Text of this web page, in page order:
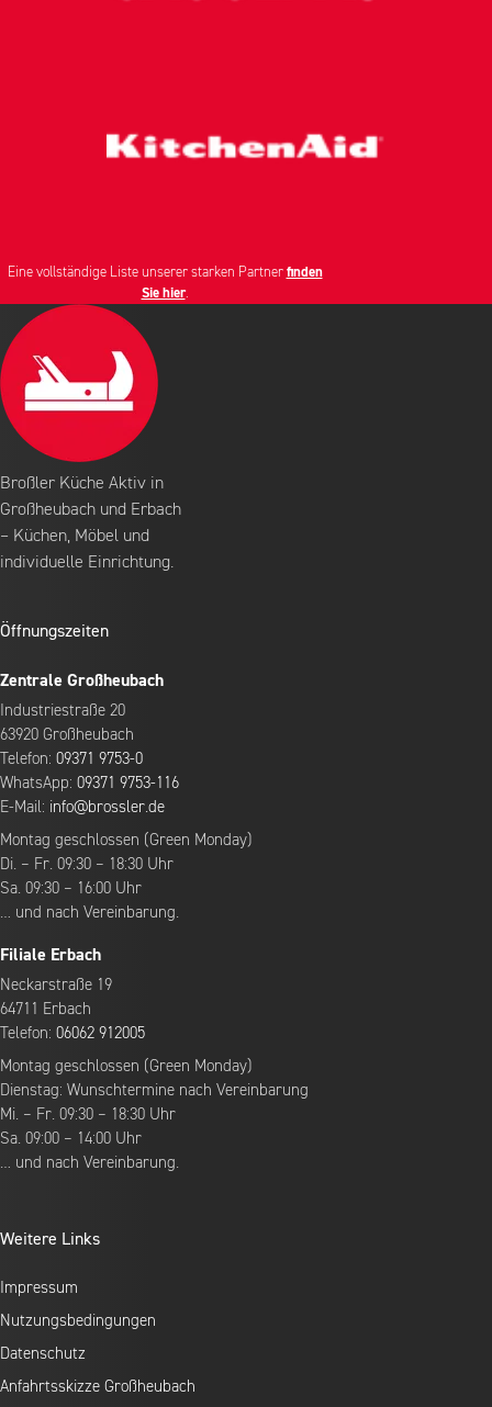
Eine vollständige Liste unserer starken Partner finden
Sie hier.
Broßler Küche Aktiv in
Großheubach und Erbach
– Küchen, Möbel und
individuelle Einrichtung.
Öffnungszeiten
Zentrale Großheubach
Industriestraße 20
63920 Großheubach
Telefon: 09371 9753-0
WhatsApp: 09371 9753-116
E-Mail: info@brossler.de
Montag geschlossen (Green Monday)
Di. – Fr. 09:30 – 18:30 Uhr
Sa. 09:30 – 16:00 Uhr
… und nach Vereinbarung.
Filiale Erbach
Neckarstraße 19
64711 Erbach
Telefon: 06062 912005
Montag geschlossen (Green Monday)
Dienstag: Wunschtermine nach Vereinbarung
Mi. – Fr. 09:30 – 18:30 Uhr
Sa. 09:00 – 14:00 Uhr
… und nach Vereinbarung.
Weitere Links
Impressum
Nutzungsbedingungen
Datenschutz
Anfahrtsskizze Großheubach